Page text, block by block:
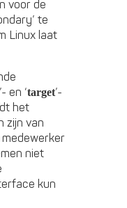
voor de
te
Linux laat
’- en ‘target’-
het
zijn van
niet
kun